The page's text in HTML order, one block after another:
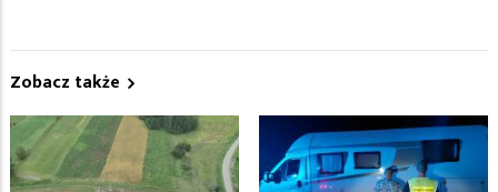
Zobacz także